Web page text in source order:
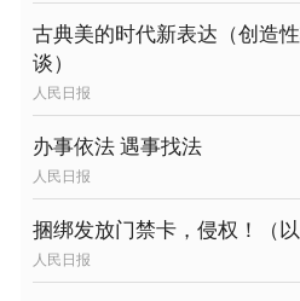
古典美的时代新表达（创造
谈）
人民日报
办事依法 遇事找法
人民日报
捆绑发放门禁卡，侵权！（以
人民日报